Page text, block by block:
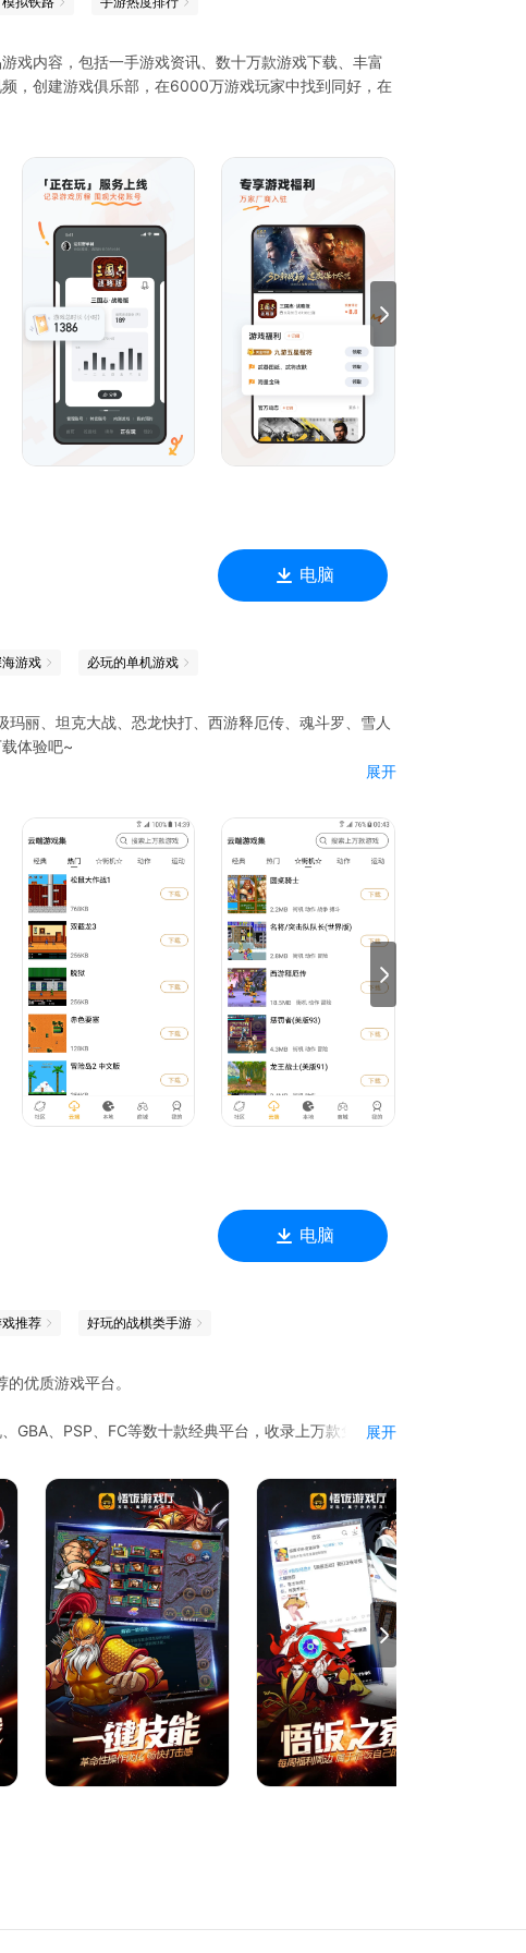
戏内容，包括一手游戏资讯、数十万款游戏下载、丰富
，创建游戏俱乐部，在6000万游戏玩家中找到同好，在
电脑
游戏 必玩的单机游戏
丽、坦克大战、恐龙快打、西游释厄传、魂斗罗、雪人
体验吧~
展开
电脑
推荐 好玩的战棋类手游
优质游戏平台。
GBA、PSP、FC等数十款经典平台，收录上万款免费游
匹配全网玩家，轻松实现同好切磋。2026年新增云游戏
同步游戏进度，换设备也能无缝衔接。
，搭配新人友好福利、小编精选荐游及专属玩家社区，
适配玩法。
展开